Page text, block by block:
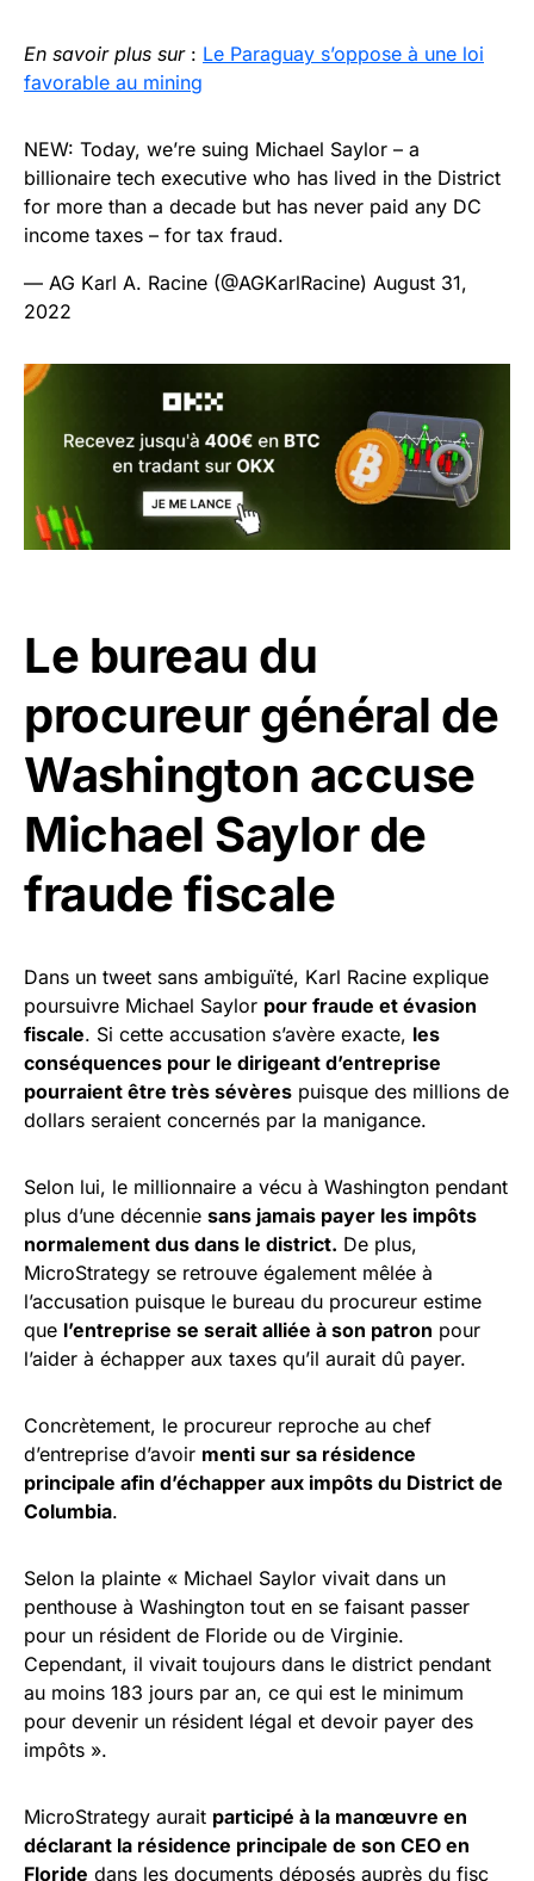
En savoir plus sur: Le Paraguay s’oppose à une loi
favorable au mining
NEW: Today, we’re suing Michael Saylor – a
billionaire tech executive who has lived in the District
for more than a decade but has never paid any DC
income taxes – for tax fraud.
— AG Karl A. Racine (@AGKarlRacine) August 31,
2022
Le bureau du
procureur général de
Washington accuse
Michael Saylor de
fraude fiscale
Dans un tweet sans ambiguïté, Karl Racine explique
poursuivre Michael Saylor pour fraude et évasion
fiscale. Si cette accusation s’avère exacte, les
conséquences pour le dirigeant d’entreprise
pourraient être très sévères puisque des millions de
dollars seraient concernés par la manigance.
Selon lui, le millionnaire a vécu à Washington pendant
plus d’une décennie sans jamais payer les impôts
normalement dus dans le district. De plus,
MicroStrategy se retrouve également mêlée à
l’accusation puisque le bureau du procureur estime
que l’entreprise se serait alliée à son patron pour
l’aider à échapper aux taxes qu’il aurait dû payer.
Concrètement, le procureur reproche au chef
d’entreprise d’avoir menti sur sa résidence
principale afin d’échapper aux impôts du District de
Columbia.
Selon la plainte « Michael Saylor vivait dans un
penthouse à Washington tout en se faisant passer
pour un résident de Floride ou de Virginie.
Cependant, il vivait toujours dans le district pendant
au moins 183 jours par an, ce qui est le minimum
pour devenir un résident légal et devoir payer des
impôts ».
MicroStrategy aurait participé à la manœuvre en
déclarant la résidence principale de son CEO en
Floride dans les documents déposés auprès du fisc